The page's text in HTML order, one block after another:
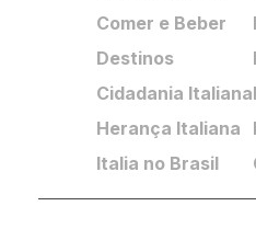
Comer e Beber
Destinos
Cidadania Italiana
Herança Italiana
Italia no Brasil